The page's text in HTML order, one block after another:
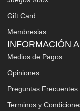
Gift Card
Membresias
INFORMACIÓN
Medios de Pagos
Opiniones
Preguntas Frecuentes
Terminos y